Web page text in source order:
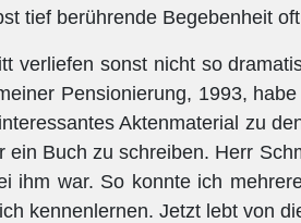
tief berührende Begebenheit
verliefen sonst nicht so
Pensionierung, 1993,
Aktenmaterial zu
Buch zu schreiben. Herr
ihm war. So konnte ich
kennenlernen. Jetzt lebt von